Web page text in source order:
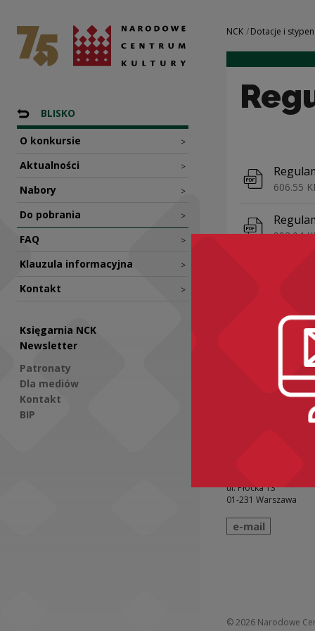
Regulamin |
Narodowe Centrum Kultury
Nawigacja
Powrót do: Narodowy Program Rozwoju
BLISKO
O konkursie >
Aktualności >
Nabory >
Do pobrania >
FAQ >
Klauzula informacyjna >
Kontakt >
Księgarnia NCK
Newsletter
Patronaty
Dla mediów
Kontakt
BIP
Nawigacja
NCK Dotacje i
606.55
992.04
ul. Płocka 13
01-231 Warszawa
wyślij
e-mail
© 2026 Narodowe